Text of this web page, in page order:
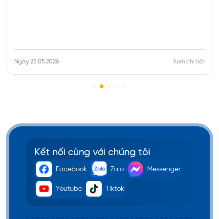
Ngày 25.05.2026 Xem chi tiết
Kết nối cùng với chúng tôi
Facebook Zalo Messenger
Youtube Tiktok